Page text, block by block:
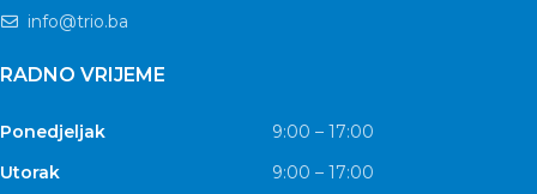
info@trio.ba
RADNO VRIJEME
Ponedjeljak
9:00 – 17:00
Utorak
9:00 – 17:00